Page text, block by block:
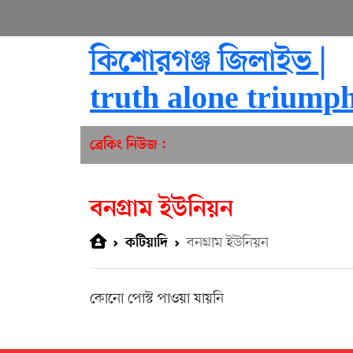
কিশোরগঞ্জ জিলাইভ |
truth alone
ব্রেকিং নিউজ :
বনগ্রাম ইউনিয়ন
কটিয়াদি বনগ্রাম ইউনিয়ন
কোনো পোস্ট পাওয়া যায়নি